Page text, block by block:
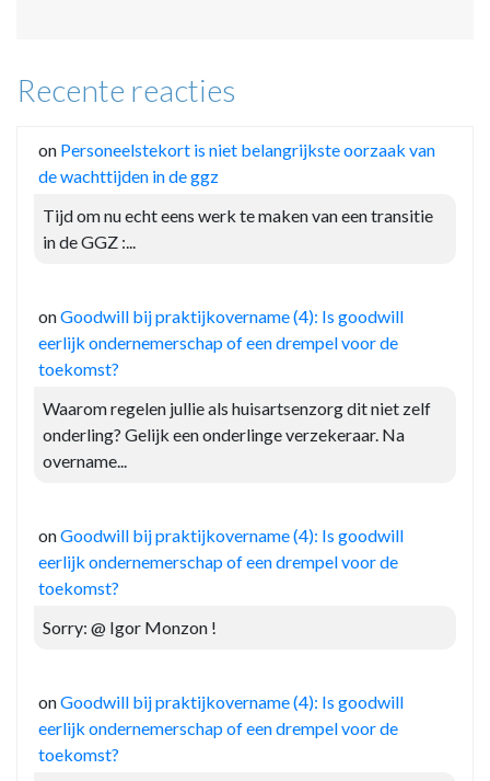
Recente reacties
on Personeelstekort is niet belangrijkste oorzaak van
de wachttijden in de ggz
Tijd om nu echt eens werk te maken van een transitie
in de GGZ :...
onGoodwill bij praktijkovername (4): Is goodwill
eerlijk ondernemerschap of een drempel voor de
toekomst?
Waarom regelen jullie als huisartsenzorg dit niet zelf
onderling? Gelijk een onderlinge verzekeraar. Na
overname...
onGoodwill bij praktijkovername (4): Is goodwill
eerlijk ondernemerschap of een drempel voor de
toekomst?
Sorry: @ Igor Monzon !
onGoodwill bij praktijkovername (4): Is goodwill
eerlijk ondernemerschap of een drempel voor de
toekomst?